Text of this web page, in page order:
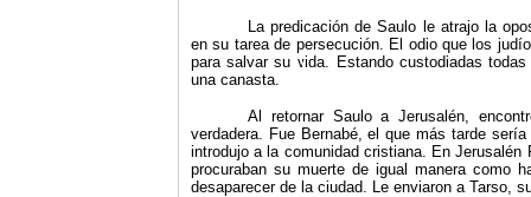
La predicación de Saulo le atrajo la
en su tarea de persecu­ción. El odio que los
para salvar su vida. Estando cus­todiadas
una canasta.
Al retornar Saulo a Jerusalén,
verdadera. Fue Bernabé, el que más tarde
introdujo a la comunidad cristiana. En
procuraban su muerte de igual manera como
desaparecer de la ciudad. Le enviaron a Tarso,